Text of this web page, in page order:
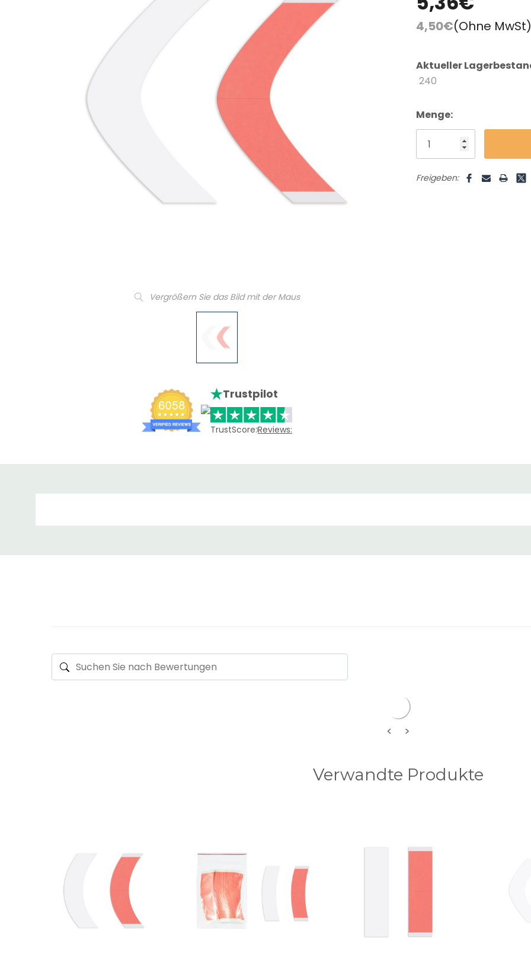
FAQ
Lieferung & Versand
Farbkarte
Vergrößern Sie das Bild mit der Maus
Trustpilot
TrustScore:Reviews:
4,50€(Ohne MwSt)
Aktueller
240
Menge:
Freigeben:
< >
Verwandte Produkte